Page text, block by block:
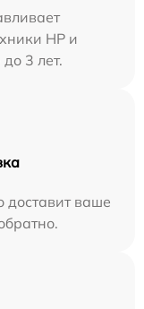
HP и
3 лет.
доставит ваше